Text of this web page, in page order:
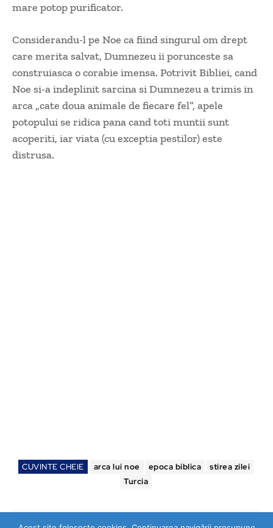
mare potop purificator.
Considerandu-l pe Noe ca fiind singurul om drept
care merita salvat, Dumnezeu ii porunceste sa
construiasca o corabie imensa. Potrivit Bibliei, cand
Noe si-a indeplinit sarcina si Dumnezeu a trimis in
arca „cate doua animale de fiecare fel”, apele
potopului se ridica pana cand toti muntii sunt
acoperiti, iar viata (cu exceptia pestilor) este
distrusa.
CUVINTE CHEIE arca lui noe epoca biblica
stirea zilei
Turcia